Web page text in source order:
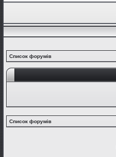
Список форумів
Список форумів